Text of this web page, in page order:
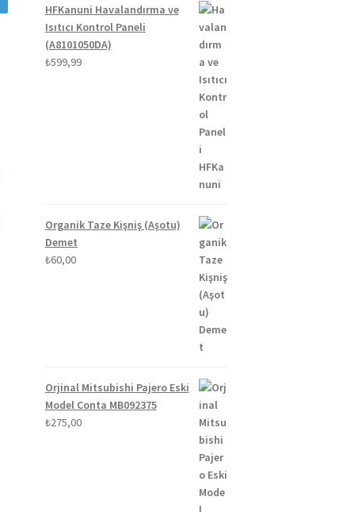
HFKanuni Havalandırma ve
Isıtıcı Kontrol Paneli
(A8101050DA)
₺599,99
Organik Taze Kişniş (Aşotu)
Demet
₺60,00
Orjinal Mitsubishi Pajero Eski
Model Conta MB092375
₺275,00